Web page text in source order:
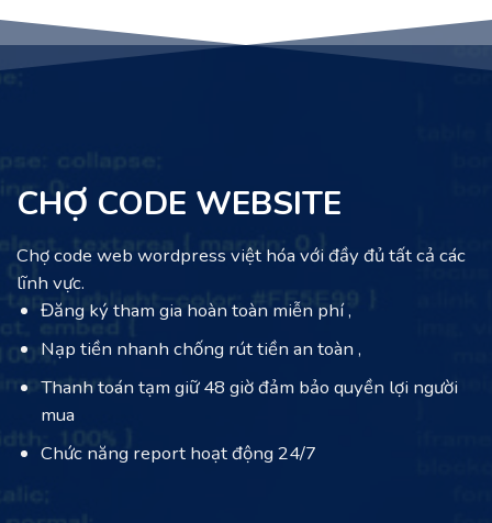
CHỢ CODE WEBSITE
Chợ code web wordpress việt hóa với đầy đủ tất cả các
lĩnh vực.
Đăng ký tham gia hoàn toàn miễn phí ,
Nạp tiền nhanh chống rút tiền an toàn ,
Thanh toán tạm giữ 48 giờ đảm bảo quyền lợi người
mua
Chức năng report hoạt động 24/7